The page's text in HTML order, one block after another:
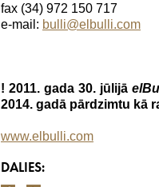
fax (34) 972 150 717
e-mail: bulli@elbulli.com
! 2011. gada 30. jūlijā
2014. gadā pārdzimtu kā
www.elbulli.com
DALIES: